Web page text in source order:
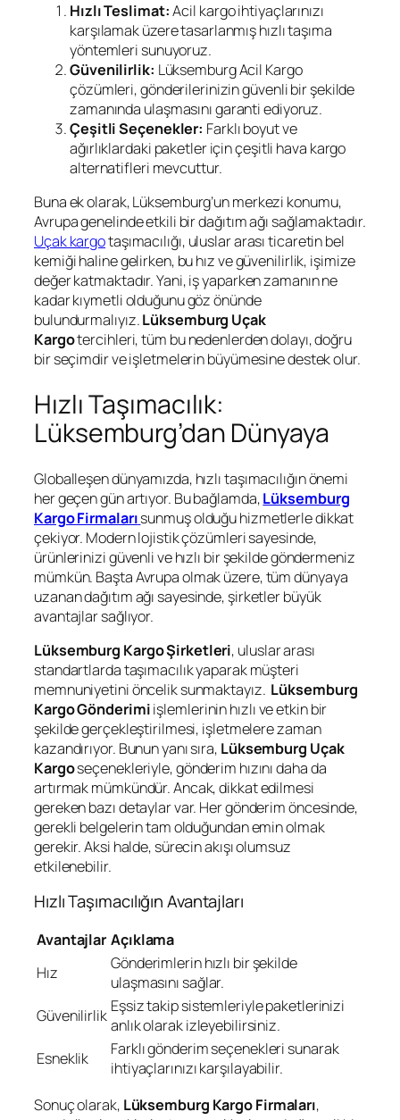
Hızlı Teslimat:Acil kargo ihtiyaçlarınızı
karşılamak üzere tasarlanmış hızlı taşıma
yöntemleri sunuyoruz.
Güvenilirlik: Lüksemburg Acil Kargo
çözümleri, gönderilerinizin güvenli bir şekilde
zamanında ulaşmasını garanti ediyoruz.
Çeşitli Seçenekler: Farklı boyut ve
ağırlıklardaki paketler için çeşitli hava kargo
alternatifleri mevcuttur.
Buna ek olarak, Lüksemburg’un merkezi konumu,
Avrupa genelinde etkili bir dağıtım ağı sağlamaktadır.
Uçak kargotaşımacılığı, uluslar arası ticaretin bel
kemiği haline gelirken, bu hız ve güvenilirlik, işimize
değer katmaktadır. Yani, iş yaparken zamanın ne
kadar kıymetli olduğunu göz önünde
bulundurmalıyız.Lüksemburg Uçak
Kargotercihleri, tüm bu nedenlerden dolayı, doğru
bir seçimdir ve işletmelerin büyümesine destek olur.
Hızlı Taşımacılık:
Lüksemburg’dan Dünyaya
Globalleşen dünyamızda, hızlı taşımacılığın önemi
her geçen gün artıyor. Bu bağlamda,Lüksemburg
Kargo Firmalarısunmuş olduğu hizmetlerle dikkat
çekiyor. Modern lojistik çözümleri sayesinde,
ürünlerinizi güvenli ve hızlı bir şekilde göndermeniz
mümkün. Başta Avrupa olmak üzere, tüm dünyaya
uzanan dağıtım ağı sayesinde, şirketler büyük
avantajlar sağlıyor.
Lüksemburg Kargo Şirketleri, uluslar arası
standartlarda taşımacılık yaparak müşteri
memnuniyetini öncelik sunmaktayız. Lüksemburg
Kargo Gönderimiişlemlerinin hızlı ve etkin bir
şekilde gerçekleştirilmesi, işletmelere zaman
kazandırıyor. Bunun yanı sıra, Lüksemburg Uçak
Kargoseçenekleriyle, gönderim hızını daha da
artırmak mümkündür. Ancak, dikkat edilmesi
gereken bazı detaylar var. Her gönderim öncesinde,
gerekli belgelerin tam olduğundan emin olmak
gerekir. Aksi halde, sürecin akışı olumsuz
etkilenebilir.
Hızlı Taşımacılığın Avantajları
Avantajlar Açıklama
Hız
Gönderimlerin hızlı bir şekilde
ulaşmasını sağlar.
Güvenilirlik Eşsiz takip sistemleriyle paketlerinizi
anlık olarak izleyebilirsiniz.
Esneklik
Farklı gönderim seçenekleri sunarak
ihtiyaçlarınızı karşılayabilir.
Sonuç olarak, Lüksemburg Kargo Firmaları,